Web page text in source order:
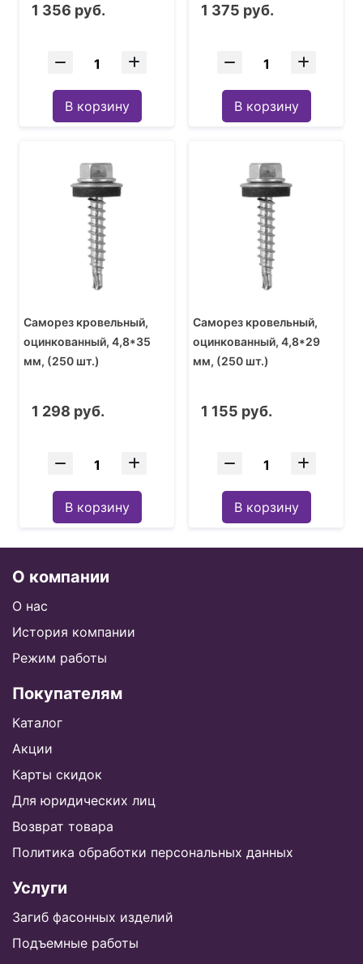
1 356 руб.
В корзину
1 375 руб.
В корзину
Саморез кровельный,
оцинкованный, 4,8*35
мм, (250 шт.)
1 298 руб.
В корзину
Саморез кровельный,
оцинкованный, 4,8*29
мм, (250 шт.)
1 155 руб.
В корзину
О компании
О нас
История компании
Режим работы
Покупателям
Каталог
Акции
Карты скидок
Для юридических лиц
Возврат товара
Политика обработки персональных данных
Услуги
Загиб фасонных изделий
Подъемные работы